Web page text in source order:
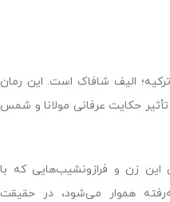
الیف شافاک است. این رمان
حکایت عرفانی مولانا و شمس
زن و فرازونشیب‌هایی که با
هموار می‌شود، در حقیقت